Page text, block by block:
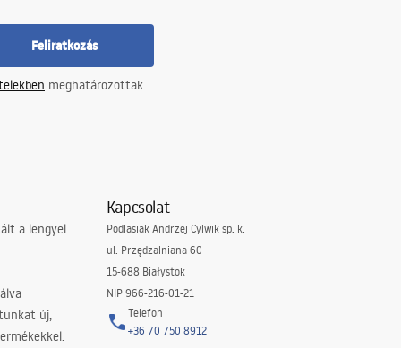
Feliratkozás
meghatározottak
a lengyel
új,
Kapcsolat
Podlasiak Andrzej Cylwik sp. k.
ul. Przędzalniana 60
15-688 Białystok
NIP 966-216-01-21
Telefon
+36 70 750 8912